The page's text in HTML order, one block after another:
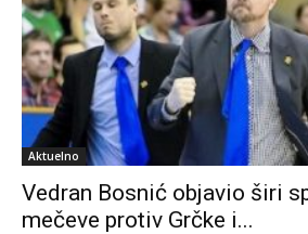
Aktuelno
Vedran Bosnić objavio širi
mečeve protiv Grčke i...